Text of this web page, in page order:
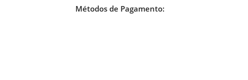
Métodos de Pagamento: